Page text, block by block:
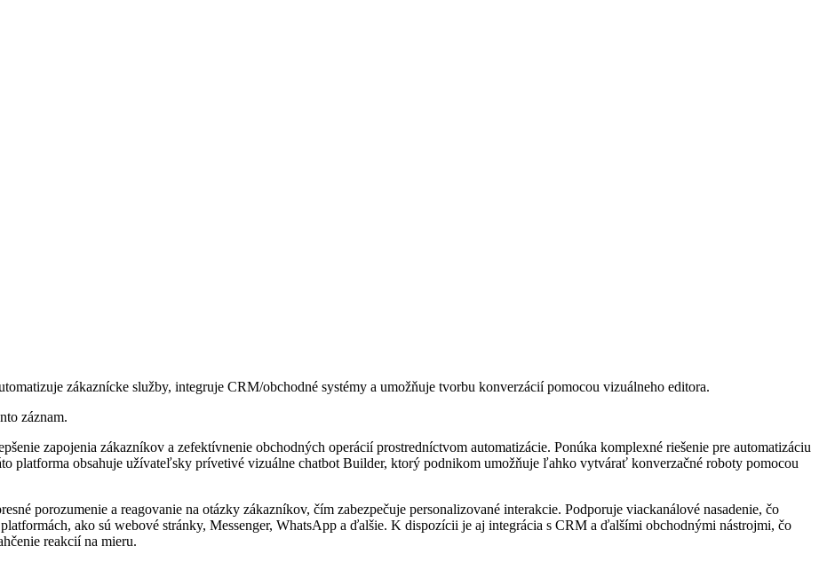
zákaznícke služby, integruje CRM/obchodné systémy a umožňuje tvorbu konverzácií pomocou vizuálneho editora.
záznam.
zapojenia zákazníkov a zefektívnenie obchodných operácií prostredníctvom automatizácie. Ponúka komplexné riešenie pre automatizáciu
platforma obsahuje užívateľsky prívetivé vizuálne chatbot Builder, ktorý podnikom umožňuje ľahko vytvárať konverzačné roboty pomocou
porozumenie a reagovanie na otázky zákazníkov, čím zabezpečuje personalizované interakcie. Podporuje viackanálové nasadenie, čo
ako sú webové stránky, Messenger, WhatsApp a ďalšie. K dispozícii je aj integrácia s CRM a ďalšími obchodnými nástrojmi, čo
reakcií na mieru.